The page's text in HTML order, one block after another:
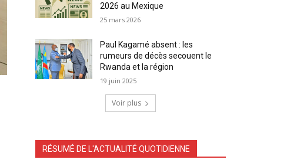
2026 au Mexique
25 mars 2026
Paul Kagamé absent : les
rumeurs de décès secouent le
Rwanda et la région
19 juin 2025
Voir plus
RÉSUMÉ DE L'ACTUALITÉ QUOTIDIENNE